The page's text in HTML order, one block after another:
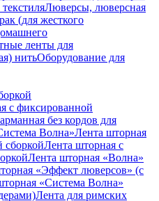
Люверсы, люверсная
(для жесткого
ленты для
нитьОборудование для
с фиксированной
без кордов для
Волна»Лента шторная
сборкойЛента шторная с
Лента шторная «Волна»
«Эффект люверсов» (с
«Система Волна»
Лента для римских